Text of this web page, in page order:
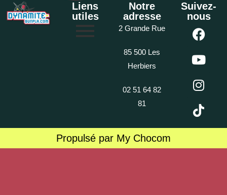
Liens
utiles
Notre
adresse
2 Grande Rue
85 500 Les
Herbiers
02 51 64 82
81
Suivez-
nous
Propulsé par My Chocom